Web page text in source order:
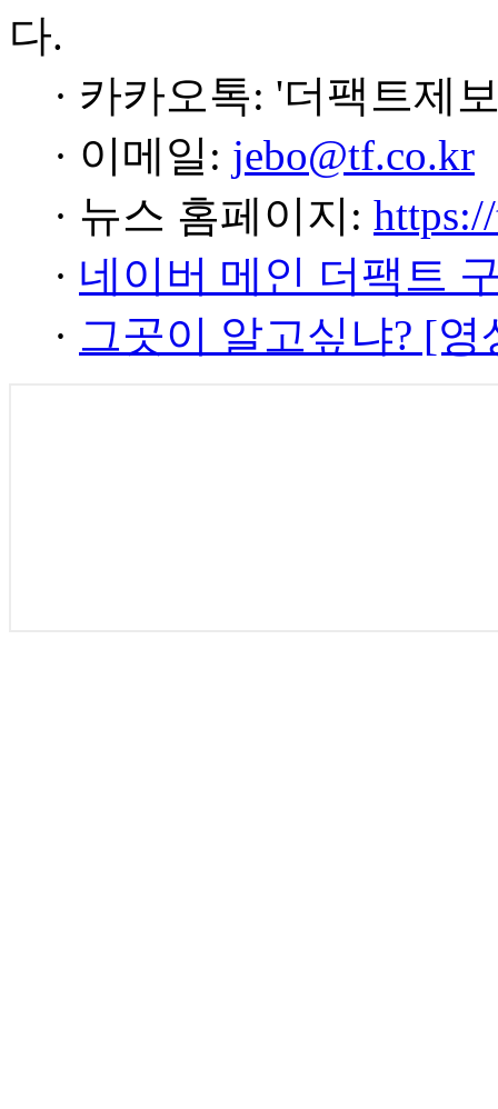
다.
· 카카오톡: '더팩트제
· 이메일: jebo@tf.co.kr
· 뉴스 홈페이지:
· 네이버 메인 더팩트
· 그곳이 알고싶냐? [